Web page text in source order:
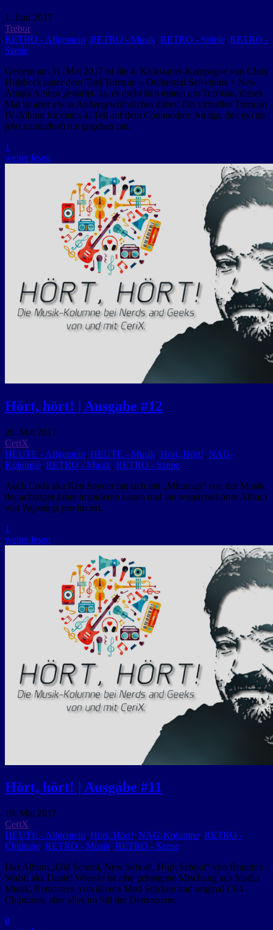
1. Juni 2017
Trebor
RETRO - Allgemein, RETRO - Musik, RETRO - Spiele, RETRO -
Szene
Gestern am 31. Mai 2017 ist die 4. Kickstarter-Kampagne von Chris
Hülsbeck unter dem Titel Turrican – Orchestral Selections + New
Amiga Album gestartet. Ja, es dreht sich erneut um Turrican, dieses
Mal ist aber etwas Außergewöhnliches dabei: Ein virtuelles Turrican
IV-Album für einen 4. Teil auf dem Commodore Amiga, den es (bis
jetzt zumindest) nie gegeben hat.
1
weiter lesen
Hört, hört! | Ausgabe #12
26. Mai 2017
CeriX
HEUTE - Allgemein, HEUTE - Musik, Hört, Hört!, NAG-
Kolumne, RETRO - Musik, RETRO - Szene
Auch Coda aka Ken Snyder hat sich mit „Minimap“ von der Musik
der achtziger Jahre inspirieren lassen und ein wunderschönes Album
von Popsongs produziert.
1
weiter lesen
Hört, hört! | Ausgabe #11
19. Mai 2017
CeriX
HEUTE - Allgemein, Hört, Hört!, NAG-Kolumne, RETRO -
Chiptune, RETRO - Musik, RETRO - Szene
Das Album „Old School, New School, High School“ von Brandon
Walsh aka Daniel Wressle ist eine gelungene Mischung aus Studio
Musik, Remasters von älteren Mod Stücken und original C64
Chiptunes, aber alles im Stil der Demoszene.
0